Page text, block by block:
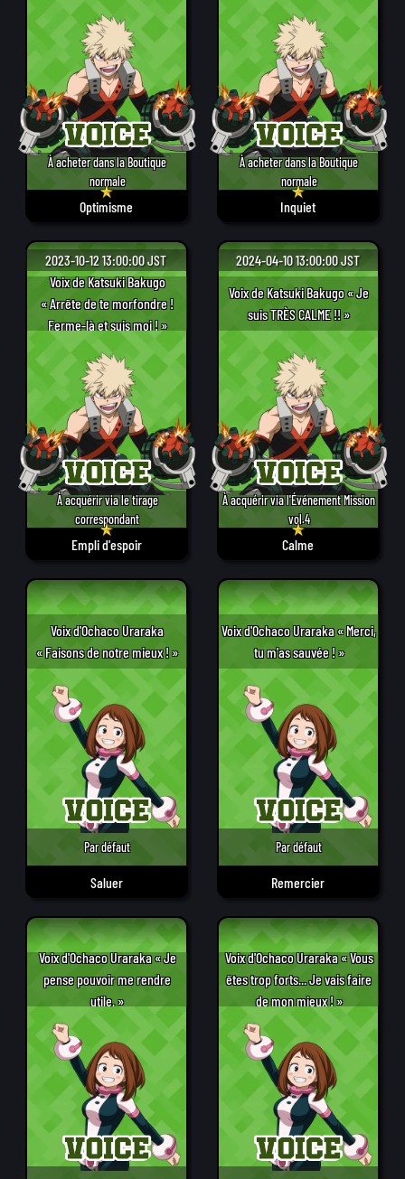
Optimisme
À acheter dans la Boutique
normale
Inquiet
À acheter dans la Boutique
normale
Empli d'espoir
2023-10-12 13:00:00 JST
À acquérir via le tirage
correspondant
Voix de Katsuki Bakugo
« Arrête de te morfondre !
Ferme-là et suis moi ! »
Calme
2024-04-10 13:00:00 JST
À acquérir via l'Événement Mission
vol.4
Voix de Katsuki Bakugo « Je
suis TRÈS CALME !! »
Saluer
Par défaut
Voix d'Ochaco Uraraka
« Faisons de notre mieux ! »
Remercier
Par défaut
Voix d'Ochaco Uraraka « Merci,
tu m'as sauvée ! »
Voix d'Ochaco Uraraka « Je
pense pouvoir me rendre
utile. »
Voix d'Ochaco Uraraka « Vous
êtes trop forts... Je vais faire
de mon mieux ! »